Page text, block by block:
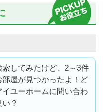
索してみたけど、2～3件
部屋が見つかったよ！ど
イユーホームに問い合わ
？